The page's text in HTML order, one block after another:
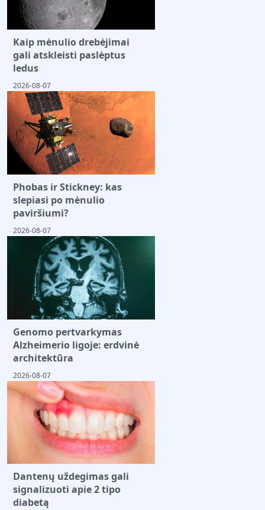
Kaip mėnulio drebėjimai
gali atskleisti paslėptus
ledus
2026-08-07
Phobas ir Stickney: kas
slepiasi po mėnulio
paviršiumi?
2026-08-07
Genomo pertvarkymas
Alzheimerio ligoje: erdvinė
architektūra
2026-08-07
Dantenų uždegimas gali
signalizuoti apie 2 tipo
diabetą